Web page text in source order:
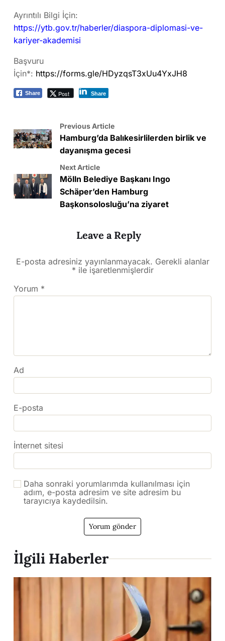
Ayrıntılı Bilgi İçin:
https://ytb.gov.tr/haberler/diaspora-diplomasi-ve-
kariyer-akademisi
Başvuru
İçin*: https://forms.gle/HDyzqsT3xUu4YxJH8
Share Post Share
Previous Article
Hamburg’da Balıkesirlilerden birlik ve
dayanışma gecesi
Next Article
Mölln Belediye Başkanı Ingo
Schäper’den Hamburg
Başkonsolosluğu’na ziyaret
Leave a Reply
E-posta adresiniz yayınlanmayacak. Gerekli alanlar
* ile işaretlenmişlerdir
Yorum *
Ad
E-posta
İnternet sitesi
Daha sonraki yorumlarımda kullanılması için
adım, e-posta adresim ve site adresim bu
tarayıcıya kaydedilsin.
İlgili Haberler